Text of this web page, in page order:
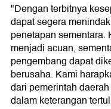
"Dengan terbitnya
dapat segera
penetapan
menjadi acuan,
pengembang dapat
berusaha. Kami
dari pemerintah
dalam keterangan